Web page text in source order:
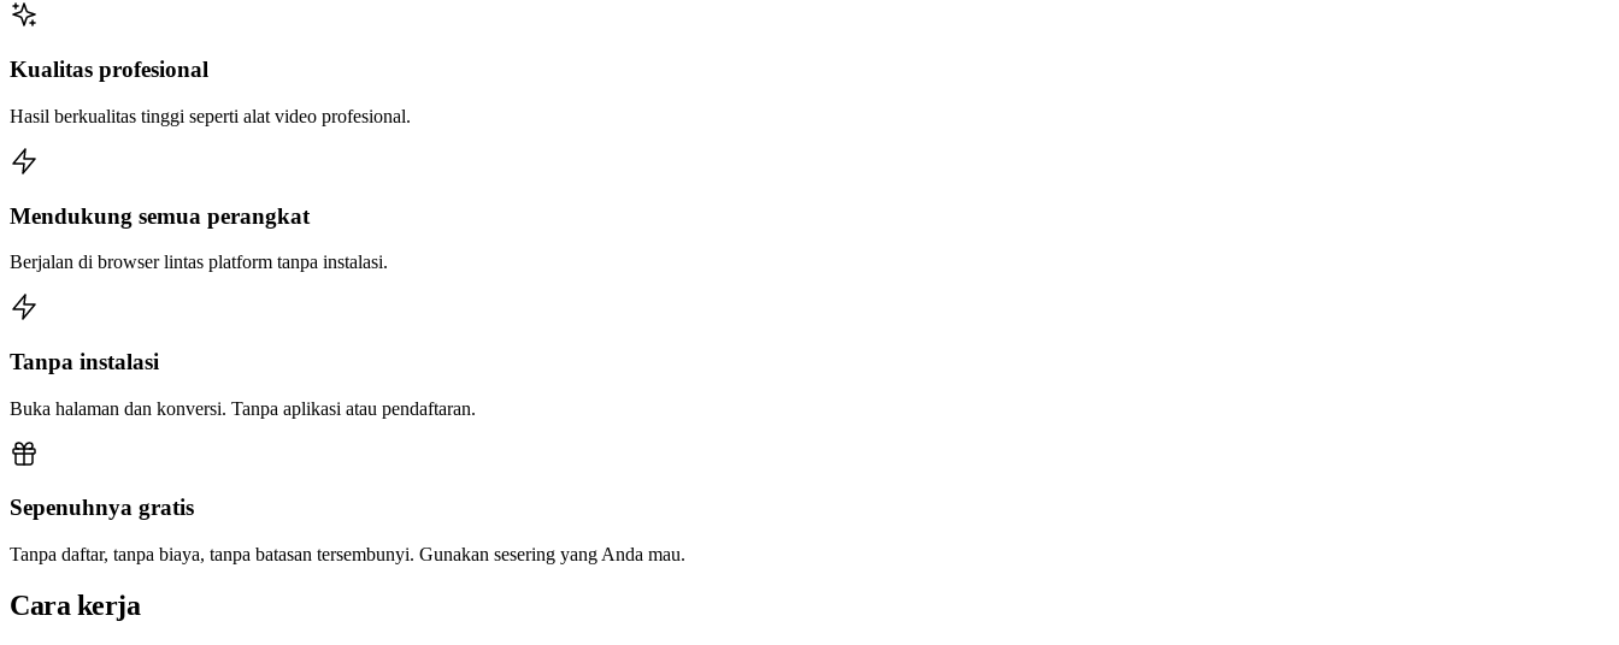
Kualitas profesional
Hasil berkualitas tinggi seperti alat video profesional.
Mendukung semua perangkat
Berjalan di browser lintas platform tanpa instalasi.
Tanpa instalasi
Buka halaman dan konversi. Tanpa aplikasi atau pendaftaran.
Sepenuhnya gratis
Tanpa daftar, tanpa biaya, tanpa batasan tersembunyi. Gunakan sesering yang Anda mau.
Cara kerja